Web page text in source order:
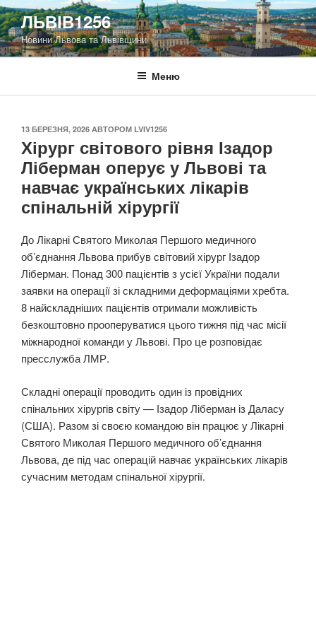
Перейти
до
вмісту
ЛЬВІВ1256
Новини Львова та Львівщини
Меню
ОПУБЛІКОВАНО
13 БЕРЕЗНЯ, 2026 АВТОРОМ LVIV1256
Хірург світового рівня Ізадор
Ліберман оперує у Львові та
навчає українських лікарів
спінальній хірургії
До Лікарні Святого Миколая Першого медичного
об’єднання Львова прибув світовий хірург Ізадор
Ліберман. Понад 300 пацієнтів з усієї України подали
заявки на операції зі складними деформаціями хребта.
8 найскладніших пацієнтів отримали можливість
безкоштовно прооперуватися цього тижня під час місії
міжнародної команди у Львові. Про це розповідає
пресслужба ЛМР.
Складні операції проводить один із провідних
спінальних хірургів світу — Ізадор Ліберман із Даласу
(США). Разом зі своєю командою він працює у Лікарні
Святого Миколая Першого медичного об’єднання
Львова, де під час операцій навчає українських лікарів
сучасним методам спінальної хірургії.